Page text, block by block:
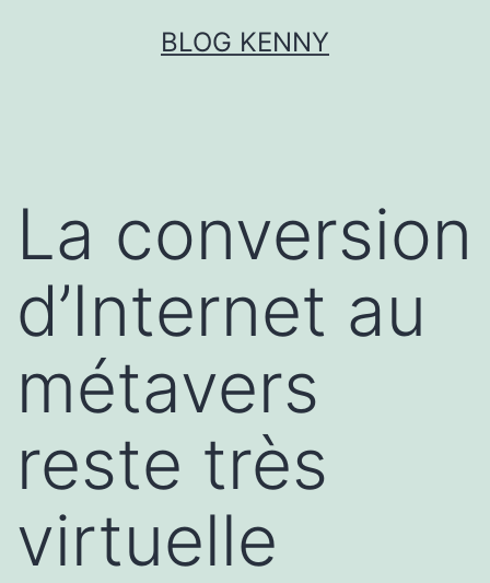
BLOG KENNY
La conversion
d’Internet au
métavers
reste très
virtuelle